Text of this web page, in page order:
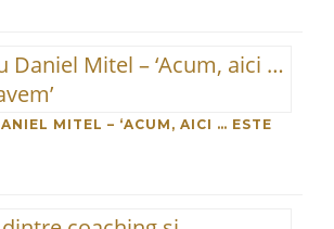
MITEL – ‘ACUM, AICI … ESTE